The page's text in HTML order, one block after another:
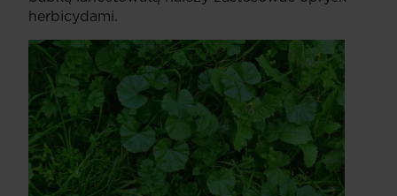
herbicydami.